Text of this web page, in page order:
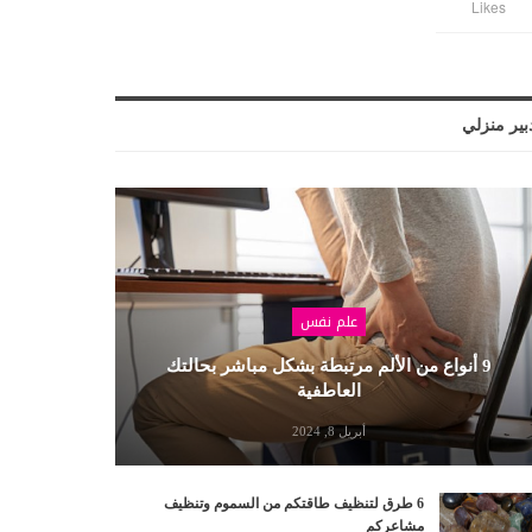
Likes
منزلي
علم نفس
9 أنواع من الألم مرتبطة بشكل مباشر بحالتك
العاطفية
أبريل 8, 2024
6 طرق لتنظيف طاقتكم من السموم وتنظيف
مشاعركم